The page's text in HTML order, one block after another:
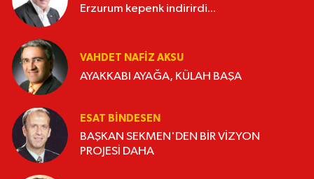
Erzurum kepenk indirirdi...
VAHDET NAFIZ AKSU
AYAKKABI AYAĞA, KÜLAH BAŞA
ESAT BİNDESEN
BAŞKAN SEKMEN'DEN BİR VİZYON
PROJESİ DAHA